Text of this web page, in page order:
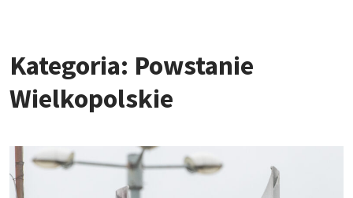
Kategoria: Powstanie
Wielkopolskie